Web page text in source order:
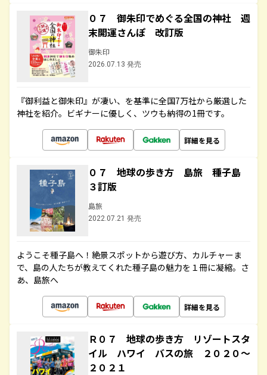
０７ 御朱印でめぐる全国の神社 週
末開運さんぽ 改訂版
御朱印
2026.07.13 発売
『御利益と御朱印』が凄い、を基準に全国7万社から厳選した
神社を紹介。ビギナーに優しく、ツウも納得の1冊です。
詳細を見る
０７ 地球の歩き方 島旅 種子島
３訂版
島旅
2022.07.21 発売
ようこそ種子島へ！絶景スポットから遊び方、カルチャーま
で、島の人たちが教えてくれた種子島の魅力を１冊に凝縮。さ
あ、島旅へ
詳細を見る
Ｒ０７ 地球の歩き方 リゾートスタ
イル ハワイ バスの旅 ２０２０～
２０２１